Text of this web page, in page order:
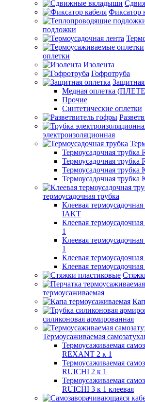
Фиксатор
подложки
оплетки
Изолента
Гофротруба
Медная оплетка
Прочие
Синтетические оплетки
электроизоляционная
Термоусадочная трубка
Термоусадочная
Термоусадочная трубка
Термоусадочная трубка
термоусадочная трубка
Клеевая
IAKT
Клеевая
1
Клеевая
1
Клеевая
Клеевая
термоусаживаемая
силиконовая армированная
Термоусаживаемая
Термоусаживаемая
REXANT 2 к 1
Термоусаживаемая
RUICHI 2 к 1
Термоусаживаемая
RUICHI 3 к 1 клеевая